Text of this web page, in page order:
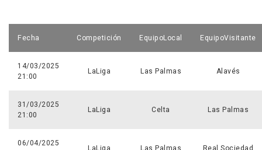
Fecha Competición EquipoLocal EquipoVisitante
14/03/2025
21:00
LaLiga Las Palmas Alavés
31/03/2025
21:00
LaLiga Celta Las Palmas
06/04/2025